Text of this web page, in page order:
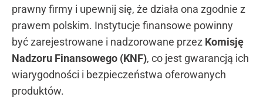
prawny firmy i upewnij się, że działa ona zgodnie z
prawem polskim. Instytucje finansowe powinny
być zarejestrowane i nadzorowane przez Komisję
Nadzoru Finansowego (KNF), co jest gwarancją ich
wiarygodności i bezpieczeństwa oferowanych
produktów.